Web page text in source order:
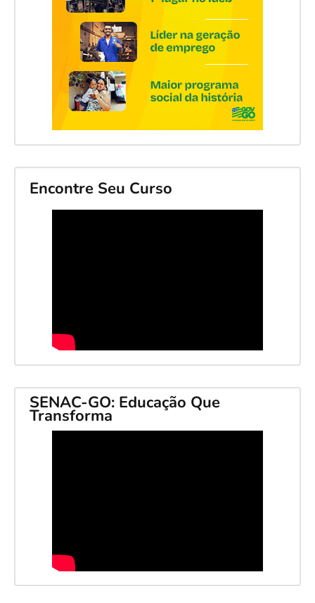
Encontre Seu Curso
SENAC-GO: Educação Que
Transforma